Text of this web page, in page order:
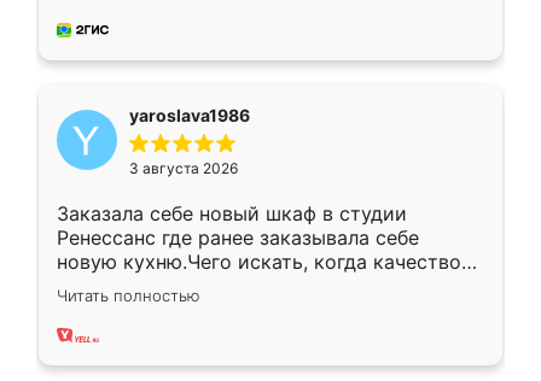
довольны работой. Спасибо Ренессанс
мебель за качественную работу!
yaroslava1986
3 августа 2026
Заказала себе новый шкаф в студии
Ренессанс где ранее заказывала себе
новую кухню.Чего искать, когда качеством
вполне довольна. Служит кухня уже почти
два года, нареканий нет.
Читать полностью